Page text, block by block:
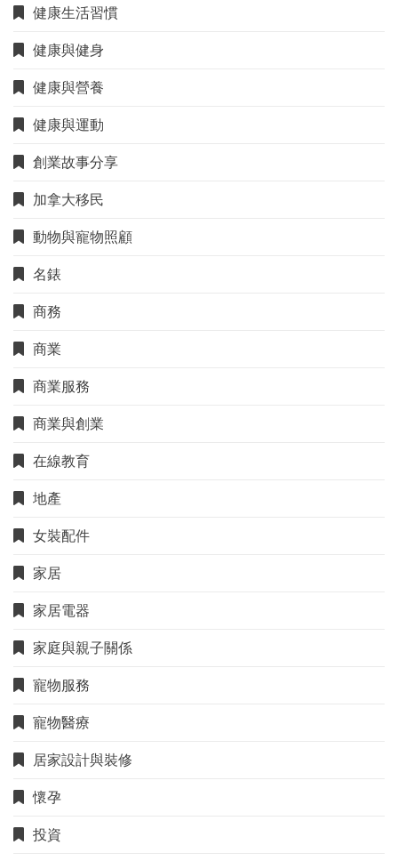
健康生活習慣
健康與健身
健康與營養
健康與運動
創業故事分享
加拿大移民
動物與寵物照顧
名錶
商務
商業
商業服務
商業與創業
在線教育
地產
女裝配件
家居
家居電器
家庭與親子關係
寵物服務
寵物醫療
居家設計與裝修
懷孕
投資